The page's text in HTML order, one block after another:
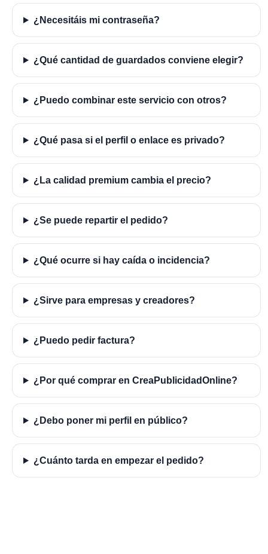
¿Necesitáis mi contraseña?
¿Qué cantidad de guardados conviene elegir?
¿Puedo combinar este servicio con otros?
¿Qué pasa si el perfil o enlace es privado?
¿La calidad premium cambia el precio?
¿Se puede repartir el pedido?
¿Qué ocurre si hay caída o incidencia?
¿Sirve para empresas y creadores?
¿Puedo pedir factura?
¿Por qué comprar en CreaPublicidadOnline?
¿Debo poner mi perfil en público?
¿Cuánto tarda en empezar el pedido?